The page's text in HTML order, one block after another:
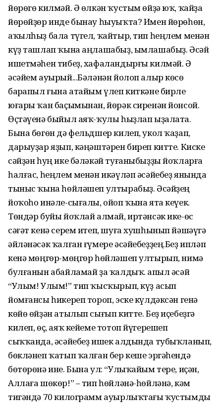
йөрөгө килмәй. Ә өлкән ҡустым өйҙә юҡ, ҡайҙа
йөрөйҙөр инде бынау һыуыҡта? Имен йөрөһөн,
аҡылһыҙ бала түгел, ҡайтыр, тип һеңлем менән
күҙ ташлап ҡына аңлашабыҙ, ымлашабыҙ. Әсәй
ишетмәһен тибеҙ, хафаландырғы килмәй. Ә
әсәйем ауырый...Бәләнән йолоп алыр көсө
барҠапыл ғына атайым үлеп киткәне бирле
юғары ҡан баҫымынан, йөрәк сиренән йонсой.
Өҫтәүенә быйыл аяҡ-ҡулы һыҙлап ыҙалата.
Бына бөгөн дә фельдшер килеп, укол ҡаҙап,
дарыуҙар яҙып, кәңәштәрен биреп китте. Киске
сәйҙән һуң ике бәләкәй туғаныбыҙҙы йоҡларға
һалғас, һеңлем менән икәүләп әсәйебеҙ янында
тыныс ҡына һөйләшеп ултырабыҙ. Әсәйҙең
йоҡоһо инәле-сығалы, ойоп ҡына ята кеүек.
Төндәр буйы йоҡлай алмай, иртәнсәк ике-өс
сәғәт кенә серем итеп, шуға хушһынып йәшәүгә
әйләнәсәк ҡалған ғүмере әсәйебеҙҙең.Беҙ ипләп
кенә мөңгөр-мөңгөр һөйләшеп ултырып, нимә
булғанын абайламай ҙа ҡалдыҡ. Ҡапыл әсәй
“Улым! Улым!” тип ҡысҡырып, күҙ асып
йомғансы һикереп тороп, эске күлдәк­сән генә
көйө өйҙән атылып сығып китте. Беҙ иҫебеҙгә
килеп, өҫ, аяҡ кейеме тотоп йүгерешеп
сыҡҡанда, әсәйебеҙ ишек алдында тубыҡланып,
бөкләнеп ҡатып ҡалған бер кеше эргәһендә
бөтөрөнә ине. Бына ул: “Улыҡайым тере, иҫән,
Аллаға шөкөр!” – тип һөйләнә-һөйләнә, кәм
тигәндә 70 килограмм ауырлыҡтағы ҡустымды